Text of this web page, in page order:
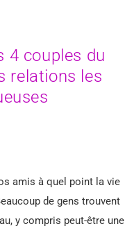
4 couples du
relations les
amis à quel point la vie
de gens trouvent
y compris peut-être une